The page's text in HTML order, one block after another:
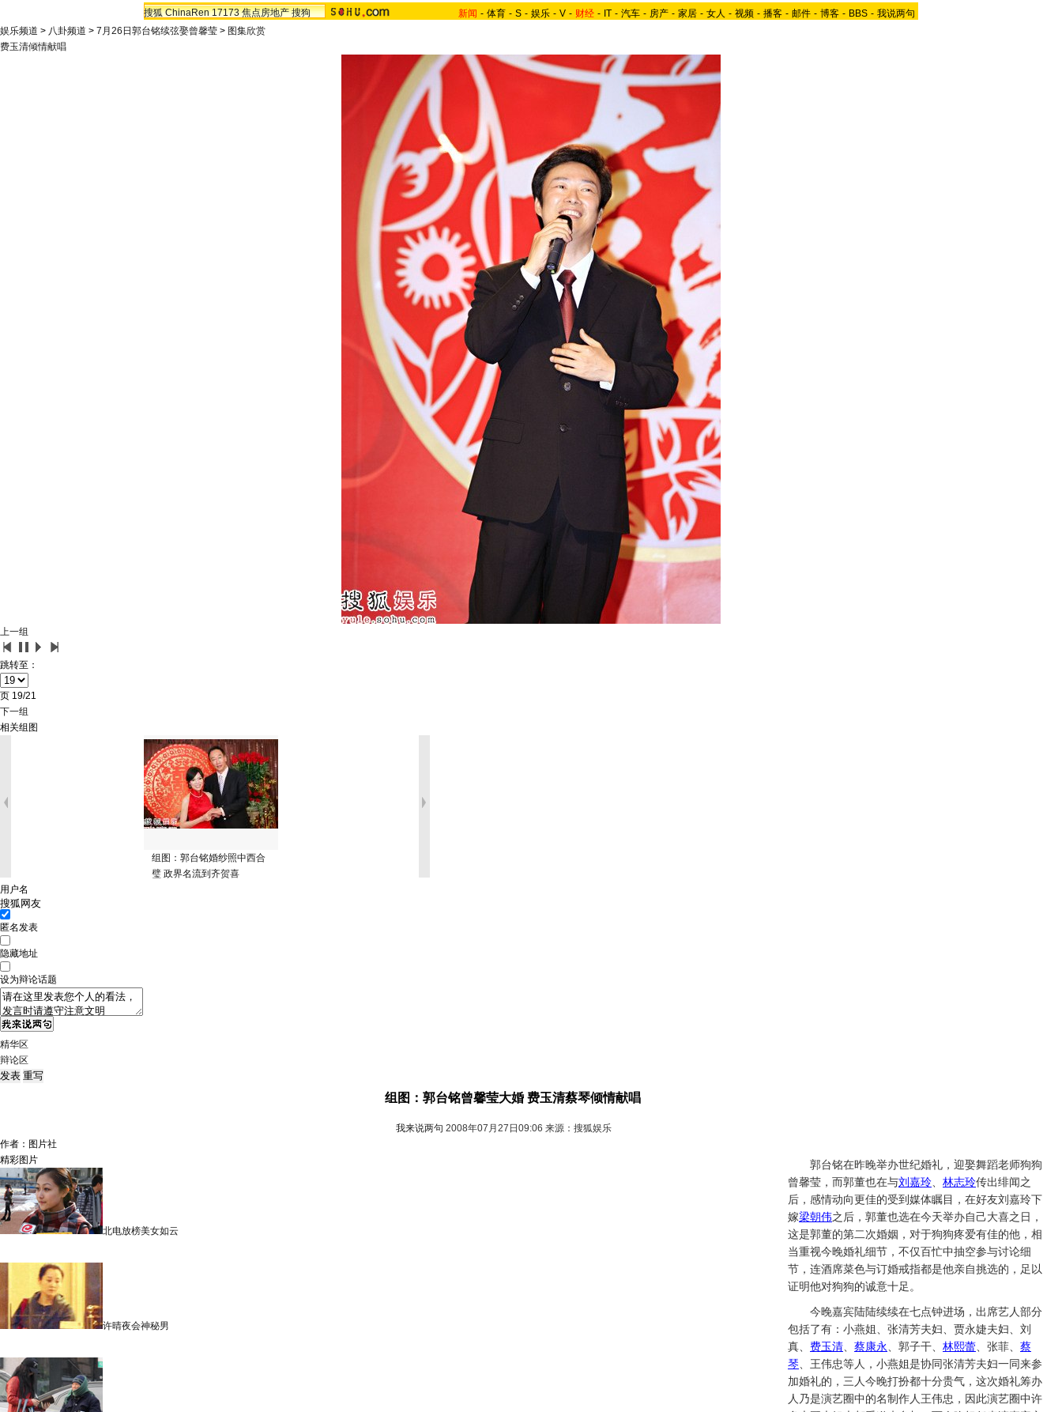
搜狐 ChinaRen 17173 焦点房地产 搜狗 新闻 - 体育 - S - 娱乐 - V - 财经 - IT - 汽车 - 房产 - 家居 - 女人 - 视频 - 播客 - 邮件 - 博客 - BBS - 我说两句
娱乐频道 > 八卦频道 > 7月26日郭台铭续弦娶曾馨莹 > 图集欣赏
费玉清倾情献唱
上一组
跳转至：
页 19/21
下一组
相关组图
组图：郭台铭婚纱照中西合
璧 政界名流到齐贺喜
用户名
匿名发表
隐藏地址
设为辩论话题
精华区
辩论区
组图：郭台铭曾馨莹大婚 费玉清蔡琴倾情献唱
我来说两句 2008年07月27日09:06 来源：搜狐娱乐
作者：图片社
郭台铭在昨晚举办世纪婚礼，迎娶舞蹈老师狗狗
曾馨莹，而郭董也在与刘嘉玲 林志玲传出绯闻之
后，感情动向更佳的受到媒体瞩目，在好友刘嘉玲下
嫁梁朝伟之后，郭董也选在今天举办自己大喜之日，
这是郭董的第二次婚姻，对于狗狗疼爱有佳的他，相
当重视今晚婚礼细节，不仅百忙中抽空参与讨论细
节，连酒席菜色与订婚戒指都是他亲自挑选的，足以
证明他对狗狗的诚意十足。
今晚嘉宾陆陆续续在七点钟进场，出席艺人部分
包括了有：小燕姐、张清芳夫妇、贾永婕夫妇、刘
真、 费玉清 蔡康永 、郭子干、 林熙蕾 、张菲、 蔡
琴 、王伟忠等人，小燕姐是协同张清芳夫妇一同来参
加婚礼的，三人今晚打扮都十分贵气，这次婚礼筹办
人乃是演艺圈中的名制作人王伟忠，因此演艺圈中许
精彩图片
北电放榜美女如云
许晴夜会神秘男